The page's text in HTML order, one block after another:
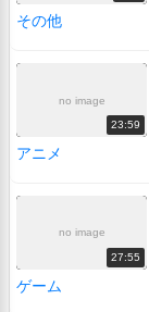
その他
no image
23:59
アニメ
no image
27:55
ゲーム